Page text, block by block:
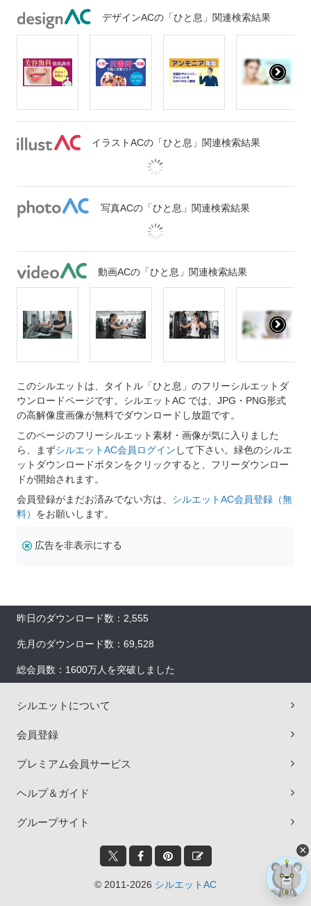
デザインACの「ひと息」関連検索結果
イラストACの「ひと息」関連検索結果
写真ACの「ひと息」関連検索結果
動画ACの「ひと息」関連検索結果
このシルエットは、タイトル「ひと息」のフリーシルエットダ
ウンロードページです。シルエットAC では、JPG・PNG形式
の高解像度画像が無料でダウンロードし放題です。
このページのフリーシルエット素材・画像が気に入りました
ら、まずシルエットAC会員ログイン して下さい。緑色のシルエ
ットダウンロードボタンをクリックすると、フリーダウンロー
ドが開始されます。
会員登録がまだお済みでない方は、 シルエットAC会員登録（無
料） をお願いします。
広告を非表示にする
昨日のダウンロード数：2,555
先月のダウンロード数：69,528
総会員数：1600万人を突破しました
シルエットについて
会員登録
プレミアム会員サービス
ヘルプ＆ガイド
グループサイト
© 2011-2026 シルエットAC
×